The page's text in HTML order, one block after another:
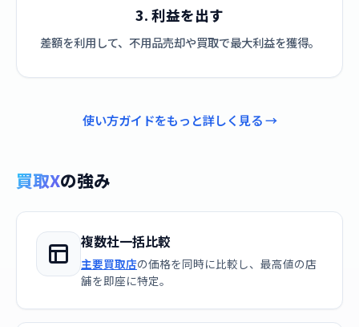
3. 利益を出す
差額を利用して、不用品売却や買取で最大利益を獲得。
使い方ガイドをもっと詳しく見る →
買取Xの強み
複数社一括比較
主要買取店の価格を同時に比較し、最高値の店
舗を即座に特定。